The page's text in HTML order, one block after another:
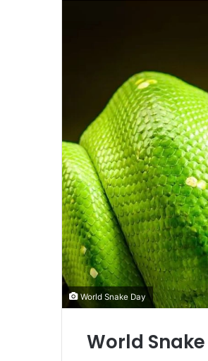
e
m
a
i
l
World Snake Day
World Snake